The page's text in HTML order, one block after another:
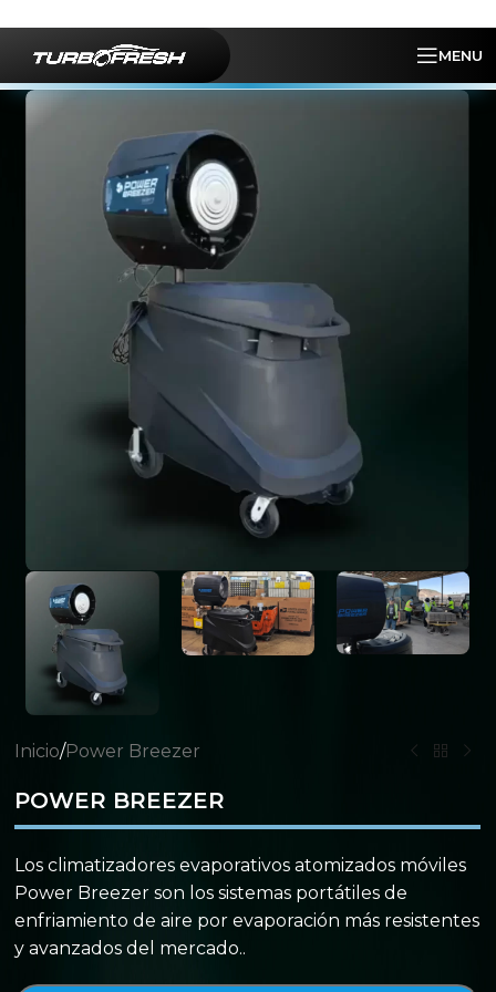
MENU
Inicio/Power Breezer
POWER BREEZER
Los climatizadores evaporativos atomizados móviles
Power Breezer son los sistemas portátiles de
enfriamiento de aire por evaporación más resistentes
y avanzados del mercado..